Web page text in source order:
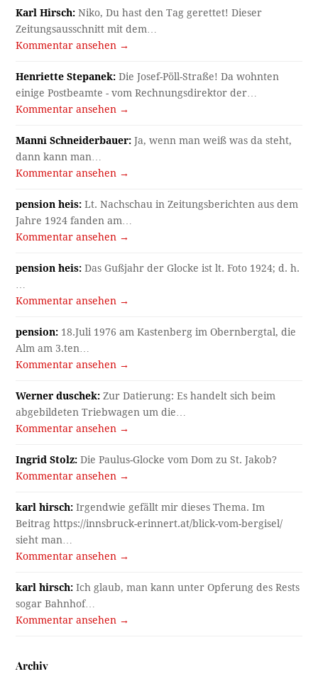
Karl Hirsch: Niko, Du hast den Tag gerettet! Dieser
Zeitungsausschnitt mit dem…
Kommentar ansehen →
Henriette Stepanek: Die Josef-Pöll-Straße! Da wohnten
einige Postbeamte - vom Rechnungsdirektor der…
Kommentar ansehen →
Manni Schneiderbauer: Ja, wenn man weiß was da steht,
dann kann man…
Kommentar ansehen →
pension heis: Lt. Nachschau in Zeitungsberichten aus dem
Jahre 1924 fanden am…
Kommentar ansehen →
pension heis: Das Gußjahr der Glocke ist lt. Foto 1924; d. h.
Kommentar ansehen →
pension: 18.Juli 1976 am Kastenberg im Obernbergtal, die
Alm am 3.ten…
Kommentar ansehen →
Werner duschek: Zur Datierung: Es handelt sich beim
abgebildeten Triebwagen um die…
Kommentar ansehen →
Ingrid Stolz: Die Paulus-Glocke vom Dom zu St. Jakob?
Kommentar ansehen →
karl hirsch: Irgendwie gefällt mir dieses Thema. Im
Beitrag https://innsbruck-erinnert.at/blick-vom-bergisel/
sieht man…
Kommentar ansehen →
karl hirsch: Ich glaub, man kann unter Opferung des Rests
sogar Bahnhof…
Kommentar ansehen →
Archiv